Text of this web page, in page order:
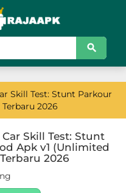
Skill Test: Stunt Parkour
2026
Skill Test: Stunt
Apk v1 (Unlimited
2026